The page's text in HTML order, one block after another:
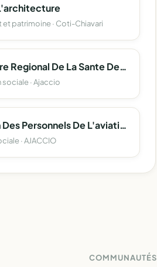
et patrimoine · Coti-Chiavari
Observatoire Regional De La Sante De La Corse
· Ajaccio
Association Des Personnels De L'aviation Civile De Corse
· AJACCIO
COMMUNAUTÉS